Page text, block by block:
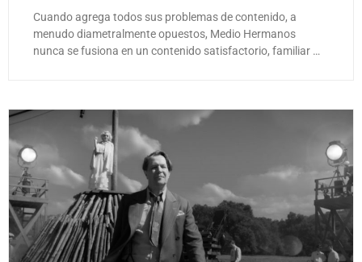
Cuando agrega todos sus problemas de contenido, a
menudo diametralmente opuestos, Medio Hermanos
nunca se fusiona en un contenido satisfactorio, familiar …